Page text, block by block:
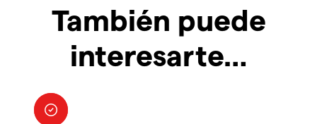
También puede
interesarte…